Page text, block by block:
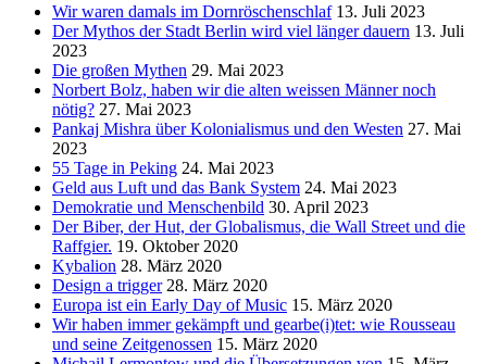
Wir waren damals im Dornröschenschlaf 13. Juli 2023
Der Mythos der Stadt Berlin wird viel länger dauern 13. Juli
2023
Die großen Mythen 29. Mai 2023
Norbert Bolz, haben wir die alten weissen Männer noch
nötig? 27. Mai 2023
Pankaj Mishra über Kolonialismus und den Westen 27. Mai
2023
55 Tage in Peking 24. Mai 2023
Geld aus Luft und das Bank System 24. Mai 2023
Demokratie und Menschenbild 30. April 2023
Der Biber, der Hut, der Globalismus, die Wall Street und die
Raffgier. 19. Oktober 2020
Kybalion 28. März 2020
Design a trigger 28. März 2020
Europa ist ein Early Day of Music 15. März 2020
Wir haben immer gekämpft und gearbe(i)tet: wie Rousseau
und seine Zeitgenossen 15. März 2020